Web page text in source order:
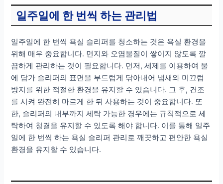
일주일에 한 번씩 하는 관리법
일주일에 한 번씩 욕실 슬리퍼를 청소하는 것은 욕실 환경을
위해 매우 중요합니다. 먼지와 오염물질이 쌓이지 않도록 깔
끔하게 관리하는 것이 필요합니다. 먼저, 세제를 이용하여 물
에 담가 슬리퍼의 표면을 부드럽게 닦아내어 냄새와 미끄럼
방지를 위한 적절한 환경을 유지할 수 있습니다. 그 후, 건조
를 시켜 완전히 마르게 한 뒤 사용하는 것이 중요합니다. 또
한, 슬리퍼의 내부까지 세탁 가능한 경우에는 규칙적으로 세
탁하여 청결을 유지할 수 있도록 해야 합니다. 이를 통해 일주
일에 한 번씩 하는 욕실 슬리퍼 관리로 깨끗하고 편안한 욕실
환경을 유지할 수 있습니다.